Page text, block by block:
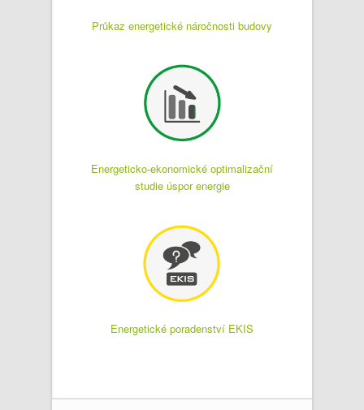
Průkaz energetické náročnosti budovy
Energeticko-ekonomické optimalizační
studie úspor energie
Energetické poradenství EKIS